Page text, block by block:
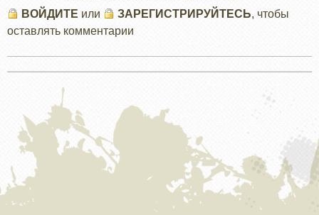
ВОЙДИТЕ или ЗАРЕГИСТРИРУЙТЕСЬ, чтобы
оставлять комментарии